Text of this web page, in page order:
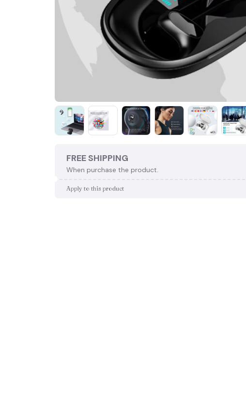
FREE SHIPPING
When purchase the product.
Apply to this product